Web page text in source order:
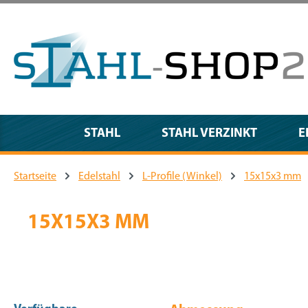
STAHL STAHL VERZINKT
Startseite Edelstahl L-Profile (Winkel) 15x15x3 mm
15X15X3 MM